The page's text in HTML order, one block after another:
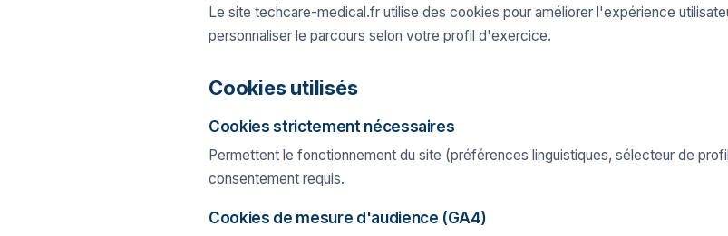
Le site techcare-medical.fr utilise des cookies pour améliorer l'expérience
personnaliser le parcours selon votre profil d'exercice.
Cookies utilisés
Cookies strictement nécessaires
Permettent le fonctionnement du site (préférences linguistiques, sélecteur de
consentement requis.
Cookies de mesure d'audience (GA4)